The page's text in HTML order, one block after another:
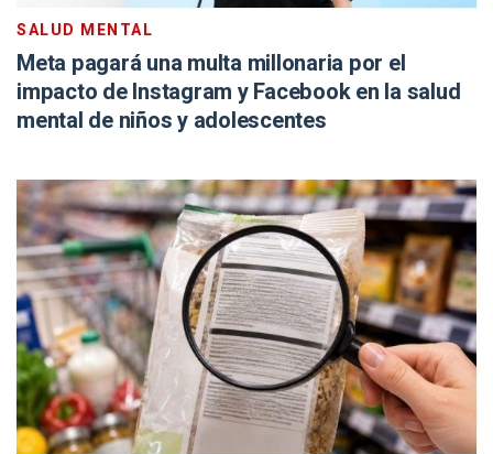
SALUD MENTAL
Meta pagará una multa millonaria por el
impacto de Instagram y Facebook en la salud
mental de niños y adolescentes